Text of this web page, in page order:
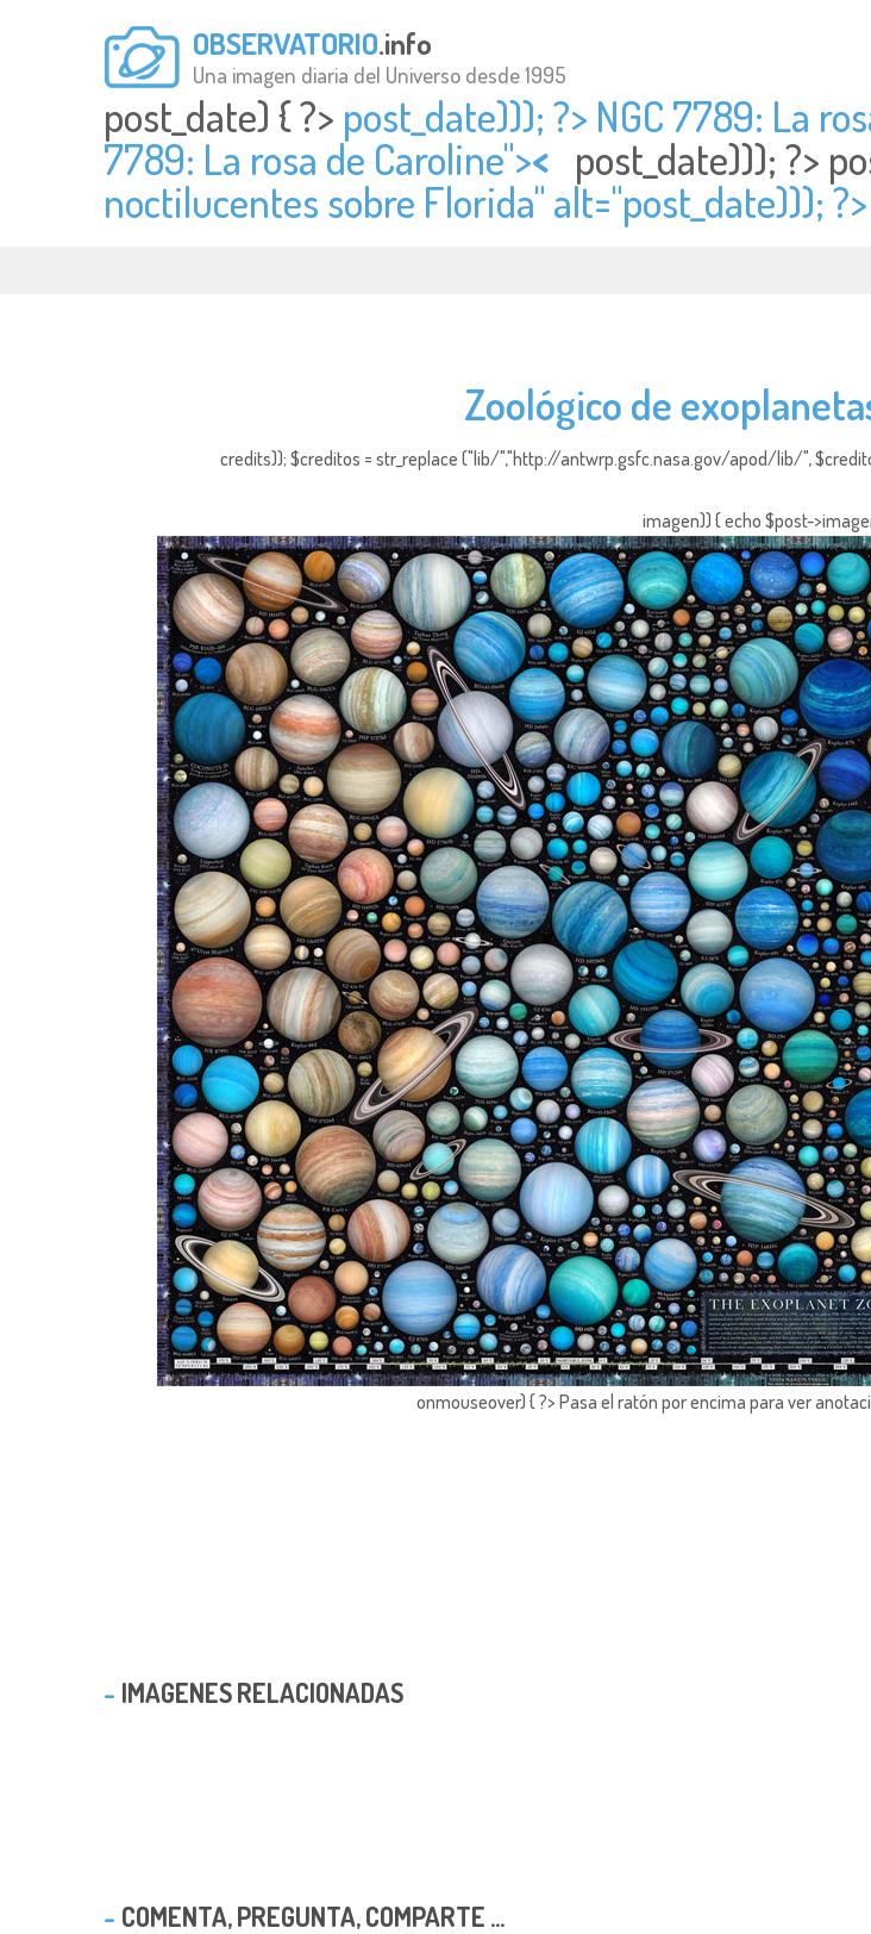
OBSERVATORIO.info
Una imagen diaria del Universo desde 1995
post_date) { ?> post_date))); ?> NGC 7789: La
7789: La rosa de Caroline">< post_date))); ?>
noctilucentes sobre Florida" alt="post_date)));
Zoológico de
credits)); $creditos = str_replace ("lib/","http://antwrp.gsfc.nasa.gov/apod/lib/",
imagen)) { echo $post-
onmouseover) { ?> Pasa el ratón por encima para ver
IMAGENES RELACIONADAS
COMENTA, PREGUNTA, COMPARTE ...